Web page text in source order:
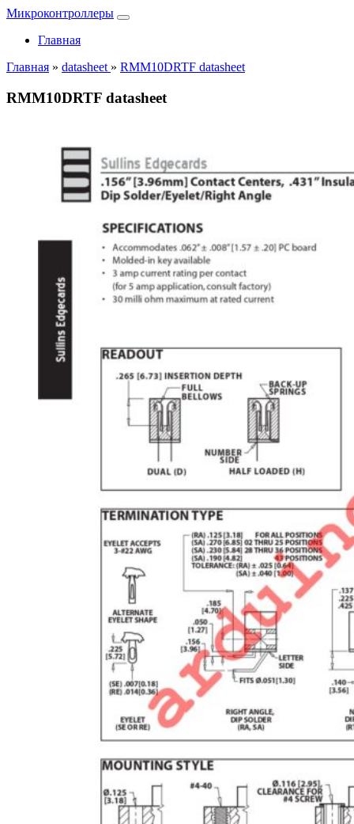
Микроконтроллеры
Главная
Главная » datasheet » RMM10DRTF datasheet
RMM10DRTF datasheet